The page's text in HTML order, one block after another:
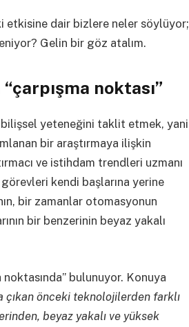
etkisine dair bizlere neler söylüyor;
Gelin bir göz atalım.
noktası”
bilişsel yeteneğini taklit etmek, yani
bir araştırmaya ilişkin
ve istihdam trendleri uzmanı
kendi başlarına yerine
bir zamanlar otomasyonun
bir benzerinin beyaz yakalı
noktasında” bulunuyor. Konuya
çıkan önceki teknolojilerden farklı
beyaz yakalı ve yüksek